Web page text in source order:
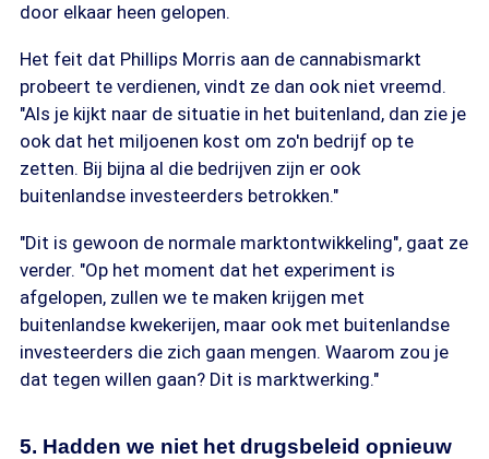
door elkaar heen gelopen.
Het feit dat Phillips Morris aan de cannabismarkt
probeert te verdienen, vindt ze dan ook niet vreemd.
"Als je kijkt naar de situatie in het buitenland, dan zie je
ook dat het miljoenen kost om zo'n bedrijf op te
zetten. Bij bijna al die bedrijven zijn er ook
buitenlandse investeerders betrokken."
"Dit is gewoon de normale marktontwikkeling", gaat ze
verder. "Op het moment dat het experiment is
afgelopen, zullen we te maken krijgen met
buitenlandse kwekerijen, maar ook met buitenlandse
investeerders die zich gaan mengen. Waarom zou je
dat tegen willen gaan? Dit is marktwerking."
5. Hadden we niet het drugsbeleid opnieuw